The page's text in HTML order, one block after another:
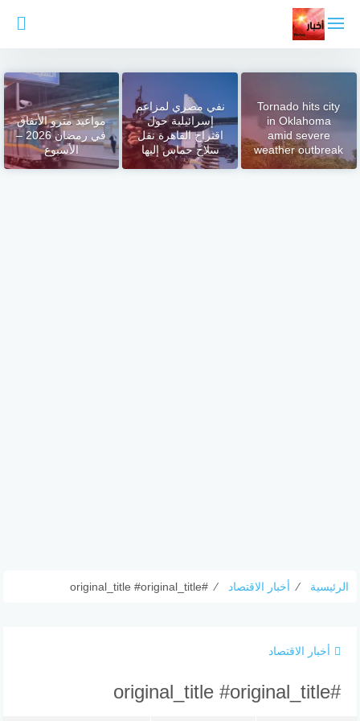
المحتوى
Tornado hits city
in Oklahoma
amid severe
weather outbreak
نفي مصري لمزاعم
إسرائيلية حول
اقتراح القاهرة نقل
سلاح حماس إليها
مواعيد مترو الأنفاق
في رمضان 2026 –
الأسبوع
الرئيسية ⁄ أخبار الاقتصاد ⁄
#original_title #original_title
أخبار الاقتصاد
#original_title #original_title